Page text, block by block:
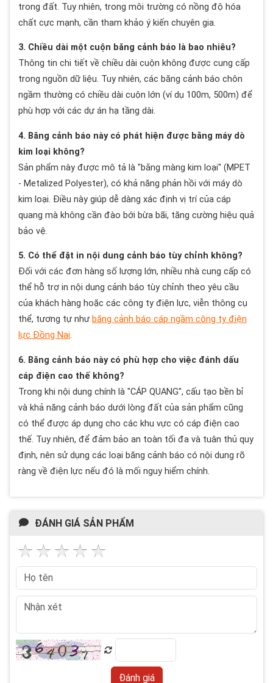
trong đất. Tuy nhiên, trong môi trường có nồng độ hóa
chất cực mạnh, cần tham khảo ý kiến chuyên gia.
3. Chiều dài một cuộn băng cảnh báo là bao nhiêu?
Thông tin chi tiết về chiều dài cuộn không được cung cấp
trong nguồn dữ liệu. Tuy nhiên, các băng cảnh báo chôn
ngầm thường có chiều dài cuộn lớn (ví dụ 100m, 500m) để
phù hợp với các dự án hạ tầng dài.
4. Băng cảnh báo này có phát hiện được bằng máy dò
kim loại không?
Sản phẩm này được mô tả là "bằng màng kim loại" (MPET
- Metalized Polyester), có khả năng phản hồi với máy dò
kim loại. Điều này giúp dễ dàng xác định vị trí của cáp
quang mà không cần đào bới bừa bãi, tăng cường hiệu quả
bảo vệ.
5. Có thể đặt in nội dung cảnh báo tùy chỉnh không?
Đối với các đơn hàng số lượng lớn, nhiều nhà cung cấp có
thể hỗ trợ in nội dung cảnh báo tùy chỉnh theo yêu cầu
của khách hàng hoặc các công ty điện lực, viễn thông cụ
thể, tương tự như băng cảnh báo cáp ngầm công ty điện
lực Đồng Nai.
6. Băng cảnh báo này có phù hợp cho việc đánh dấu
cáp điện cao thế không?
Trong khi nội dung chính là "CÁP QUANG", cấu tạo bền bỉ
và khả năng cảnh báo dưới lòng đất của sản phẩm cũng
có thể được áp dụng cho các khu vực có cáp điện cao
thế. Tuy nhiên, để đảm bảo an toàn tối đa và tuân thủ quy
định, nên sử dụng các loại băng cảnh báo có nội dung rõ
ràng về điện lực nếu đó là mối nguy hiểm chính.
ĐÁNH GIÁ SẢN PHẨM